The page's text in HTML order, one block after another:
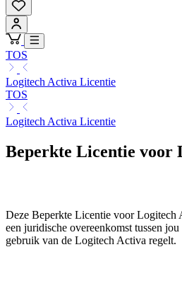
TOS
Logitech Activa Licentie
TOS
Logitech Activa Licentie
Beperkte Licentie voor
Deze Beperkte Licentie voor Logitech
een juridische overeenkomst tussen
gebruik van de Logitech Activa regelt.